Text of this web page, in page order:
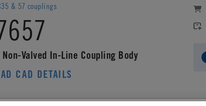
& 57 couplings
Valved In-Line Coupling Body
CAD DETAILS